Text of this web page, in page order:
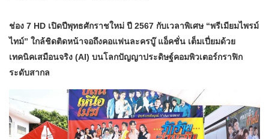
ช่อง 7 HD เปิดปีพุทธศักราชใหม่ ปี 2567 กับเวลาพิเศษ “พรีเมียมไพรม์
ไทม์” ใกล้ชิดติดหน้าจอถึงคอแฟนละครบู๊ แอ็คชั่น เต็มเปี่ยมด้วย
เทคนิคเสมือนจริง (AI) บนโลกปัญญาประดิษฐ์คอมพิวเตอร์กราฟิก
ระดับสากล